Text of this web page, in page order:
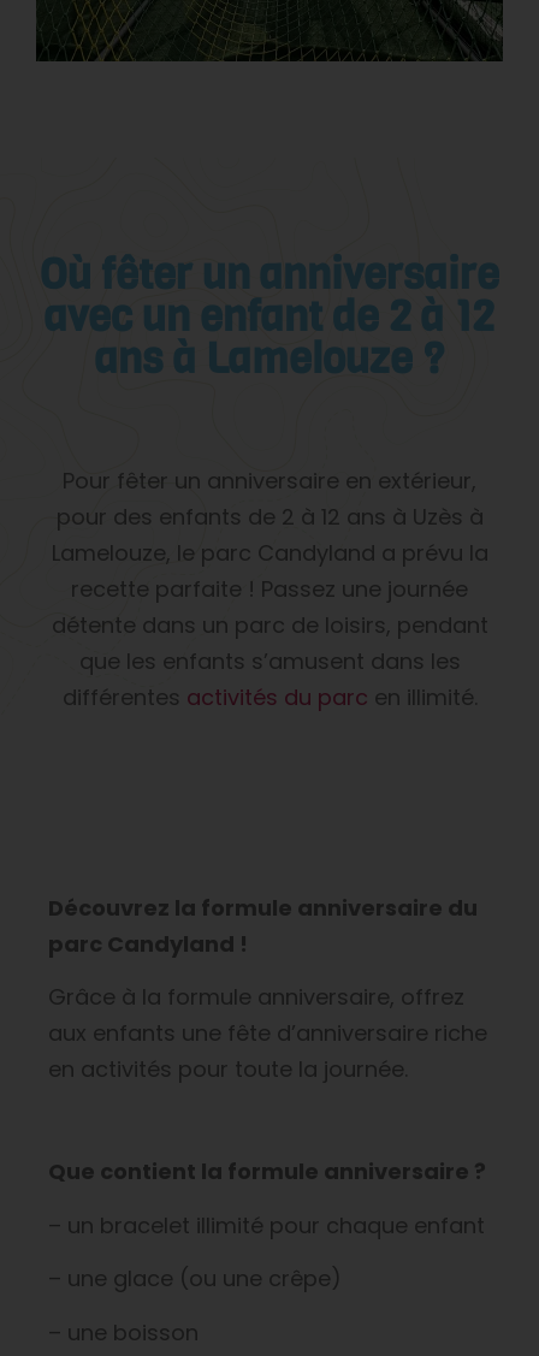
Où fêter un anniversaire
avec un enfant de 2 à 12
ans à Lamelouze ?
Pour fêter un anniversaire en extérieur,
pour des enfants de 2 à 12 ans à Uzès à
Lamelouze, le parc Candyland a prévu la
recette parfaite ! Passez une journée
détente dans un parc de loisirs, pendant
que les enfants s’amusent dans les
différentes activités du parc en illimité.
Découvrez la formule anniversaire du
parc Candyland !
Grâce à la formule anniversaire, offrez
aux enfants une fête d’anniversaire riche
en activités pour toute la journée.
Que contient la formule anniversaire ?
– un bracelet illimité pour chaque enfant
– une glace (ou une crêpe)
– une boisson